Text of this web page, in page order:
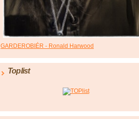
GARDEROBIÉR - Ronald Harwood
Toplist